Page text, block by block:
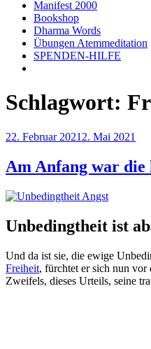
Manifest 2000
Bookshop
Dharma Words
Übungen Atemmeditation
SPENDEN-HILFE
Schlagwort:
Veröffentlicht
22. Februar 2021 2. Mai 2021
Am Anfang war die
Unbedingtheit ist
Und da ist sie, die ewige
Freiheit, fürchtet er sich nun vor
Zweifels, dieses Urteils, seine